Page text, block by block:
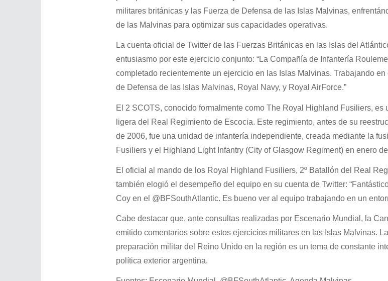
militares británicas y las Fuerza de Defensa de las Islas Malvinas,
de las Malvinas para optimizar sus capacidades operativas.
La cuenta oficial de Twitter de las Fuerzas Británicas en las Islas del
entusiasmo por este ejercicio conjunto: “La Compañía de Infantería
completado recientemente un ejercicio en las Islas Malvinas. Trabajando
de Defensa de las Islas Malvinas, Royal Navy, y Royal AirForce.”
El 2 SCOTS, conocido formalmente como The Royal Highland Fusiliers, es
ligera del Real Regimiento de Escocia. Este regimiento, antes de su
de 2006, fue una unidad de infantería independiente, creada mediante la
Fusiliers y el Highland Light Infantry (City of Glasgow Regiment) en enero
El oficial al mando de los Royal Highland Fusiliers, 2º Batallón del Real
también elogió el desempeño del equipo en su cuenta de Twitter:
Coy en el @BFSouthAtlantic. Es bueno ver al equipo trabajando en un
Cabe destacar que, ante consultas realizadas por Escenario Mundial, la
emitido comentarios sobre estos ejercicios militares en las Islas Malvinas.
preparación militar del Reino Unido en la región es un tema de constante
política exterior argentina.